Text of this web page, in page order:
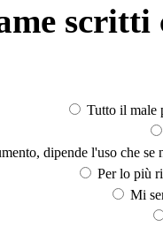
scritti
Tutto il male
dipende l'uso che se
Per lo più
Mi